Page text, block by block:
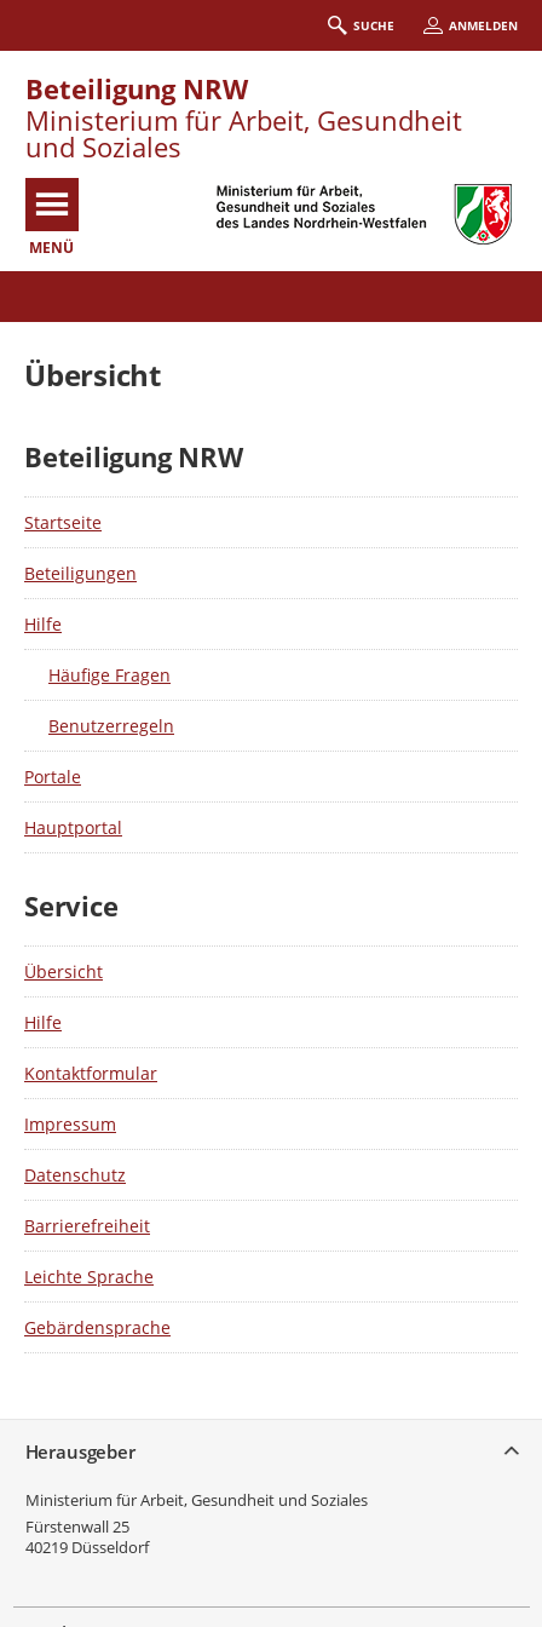
SUCHE ANMELDEN
Beteiligung NRW
Ministerium für Arbeit, Gesundheit
und Soziales
MENÜ
Übersicht
Beteiligung NRW
Startseite
Beteiligungen
Hilfe
Häufige Fragen
Benutzerregeln
Portale
Hauptportal
Service
Übersicht
Hilfe
Kontaktformular
Impressum
Datenschutz
Barrierefreiheit
Leichte Sprache
Gebärdensprache
Herausgeber
Ministerium für Arbeit, Gesundheit und Soziales
Fürstenwall 25
40219 Düsseldorf